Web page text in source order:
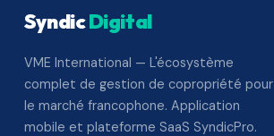
SyndicDigital
VME International — L'écosystème
complet de gestion de copropriété pour
le marché francophone. Application
mobile et plateforme SaaS SyndicPro.